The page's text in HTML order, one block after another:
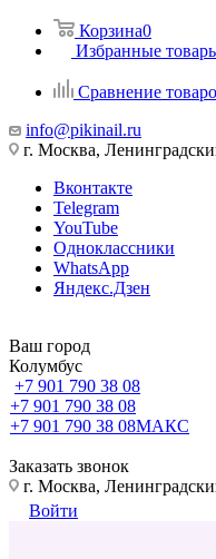
Корзина0
Избранные
Сравнение
info@pikinail.ru
г. Москва,
Вконтакте
Telegram
YouTube
Одноклассники
WhatsApp
Яндекс.Дзен
Ваш город
Колумбус
+7 901 790 38 08
+7 901 790 38 08
+7 901 790 38 08МАКС
Заказать звонок
г. Москва,
Войти